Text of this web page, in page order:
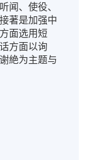
闻、使役、
著是加强中
面选用短
方面以询
絶为主题与